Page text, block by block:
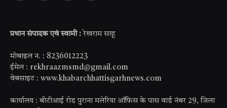
प्रधान संपादक एवं स्वामी : रेखराम साहू
मोबाइल न. : 8236012223
ईमेल : rekhraazmsmd@gmail.com
वेबसाइट : www.khabarchhattisgarhnews.com
कार्यालय : बीटीआई रोड पुराना मलेरिया ऑफिस के पास वार्ड नंबर 29, जिला